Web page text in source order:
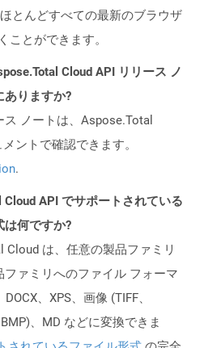
とんどすべての最新のブラウザ
ことができます。
Cloud API リリース ノ
ありますか?
ス ノートは、Aspose.Total
ントで確認できます。
.
Cloud API でサポートされている
は何ですか?
Cloud は、任意の製品ファミリ
ファミリへのファイル フォーマ
、XPS、画像 (TIFF、
、MD などに変換できま